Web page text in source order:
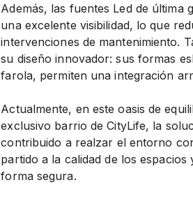
Además, las fuentes Led de última
una excelente visibilidad, lo que
intervenciones de mantenimiento.
su diseño innovador: sus formas
farola, permiten una integración
Actualmente, en este oasis de
exclusivo barrio de CityLife, la
contribuido a realzar el entorno
partido a la calidad de los
forma segura.